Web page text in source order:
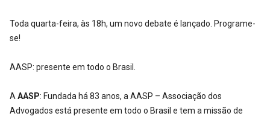
Toda quarta-feira, às 18h, um novo debate é lançado. Programe-
se!
AASP: presente em todo o Brasil.
A AASP: Fundada há 83 anos, a AASP – Associação dos
Advogados está presente em todo o Brasil e tem a missão de